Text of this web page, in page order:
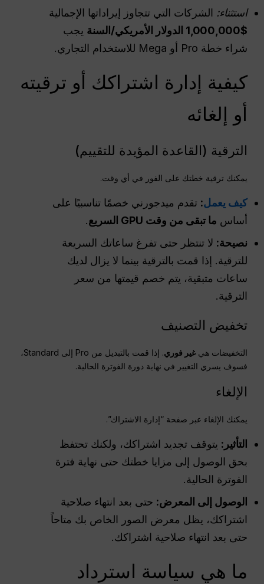
استثناء: الشركات التي تتجاوز إيراداتها الإجمالية
$1,000,000
الدولار الأمريكي/السنة يجب
شراء خطة Pro أو Mega للاستخدام التجاري.
كيفية إدارة اشتراكك أو ترقيته
أو إلغائه
الترقية (القاعدة المؤيدة للتقييم)
يمكنك ترقية خطتك على الفور في أي وقت.
كيف يعمل: تقدم ميدجورني خصمًا تناسبيًا على
أساس ما تبقى من وقت GPU السريع
.
نصيحة: لا تنتظر حتى تفرغ ساعاتك السريعة
للترقية. إذا قمت بالترقية بينما لا يزال لديك
ساعات متبقية، يتم خصم قيمتها من سعر
الترقية.
تخفيض التصنيف
التخفيضات هيغير فوري
. إذا قمت بالتبديل من Pro إلى Standard،
فسوف يسري التغيير في نهاية دورة الفوترة الحالية.
الإلغاء
يمكنك الإلغاء عبر صفحة “إدارة الاشتراك”.
التأثير: يتوقف تجديد اشتراكك، ولكنك تحتفظ
بحق الوصول إلى مزايا خطتك حتى نهاية فترة
الفوترة الحالية.
الوصول إلى المعرض: حتى بعد انتهاء صلاحية
اشتراكك، يظل معرض الصور الخاص بك متاحاً
حتى بعد انتهاء صلاحية اشتراكك.
ما هي سياسة استرداد